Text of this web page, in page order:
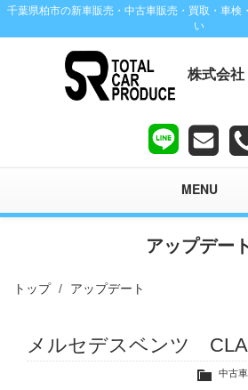
千葉県柏市の新車販売・中古車販売・買取・車検
い
株式会
MENU
アップデート
トップ アップデート
メルセデスベンツ
中古